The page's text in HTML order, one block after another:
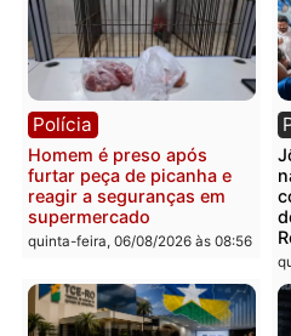
Polícia
Policiais militares
recuperam moto furtada e
prendem trio na zona
Leste
quinta-feira, 06/08/2026 às 09:28
Polícia